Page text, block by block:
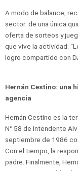
A modo de balance,
sector: de una única
oferta de sorteos y
que vive la actividad.
logro compartido con
Hernán Cestino: una
agencia
Hernán Cestino es la
N° 58 de Intendente
septiembre de 1986
Con el tiempo, la
padre. Finalmente,